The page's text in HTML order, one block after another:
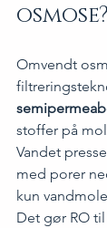
osmose?
Omvendt
stoffer på
Vandet
med porer
kun
Det gør RO